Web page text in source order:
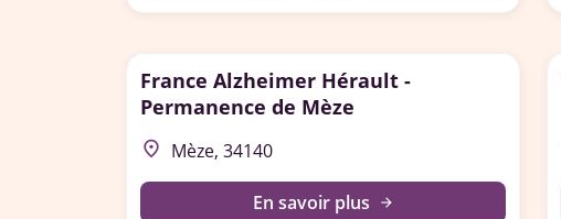
France Alzheimer Hérault -
Permanence de Mèze
place Mèze, 34140
En savoir plus arrow_forward